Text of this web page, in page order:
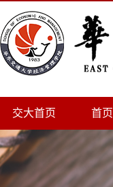
交大首页 首页